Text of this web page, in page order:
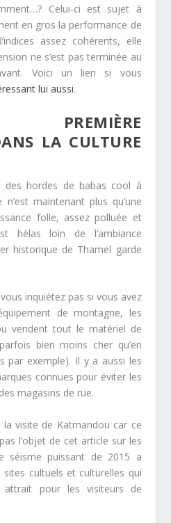
Celui-ci est sujet à
en gros la performance de
assez cohérents, elle
ne s’est pas terminée au
Voici un lien si vous
lui aussi.
PREMIÈRE
LA CULTURE
des hordes de babas cool à
maintenant plus qu’une
folle, assez polluée et
hélas loin de l’ambiance
historique de Thamel garde
inquiétez pas si vous avez
de montagne, les
vendent tout le matériel de
bien moins cher qu’en
par exemple). Il y a aussi les
connues pour éviter les
magasins de rue.
la visite de Katmandou car ce
l’objet de cet article sur les
séisme puissant de 2015 a
cultuels et culturelles qui
attrait pour les visiteurs de